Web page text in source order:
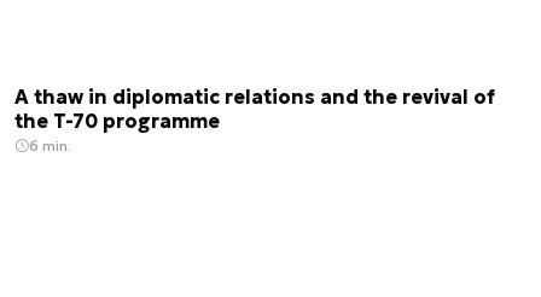
A thaw in diplomatic relations and the revival of
the T-70 programme
6 min.